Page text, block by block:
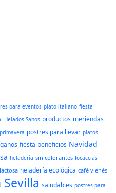
para eventos plato italiano fiesta
Helados Sanos productos meriendas
primavera postres para llevar platos
fiesta beneficios Navidad
heladería sin colorantes focaccias
heladería ecológica café vienés
saludables postres para